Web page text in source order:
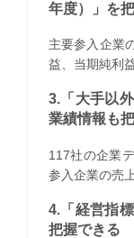
年度）」を
主要参入企業
益、当期純利
3.「大手以
業績情報も
117社の企業
参入企業の売
4.「経営指
把握できる